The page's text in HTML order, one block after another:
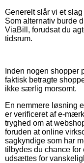
Generelt slår vi et
Som alternativ burde
ViaBill, forudsat du
tidsrum.
Inden nogen shopper
faktisk betragte
ikke særlig morsomt.
En nemmere løsning
er verificeret af e-
tryghed om at
foruden at online
sagkyndige som har
tilbydes du chance
udsættes for